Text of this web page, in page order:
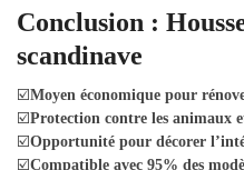
Conclusion :
scandinave
☑️Moyen économique pour
☑️Protection contre les animaux
☑️Opportunité pour décorer
☑️Compatible avec 95% des